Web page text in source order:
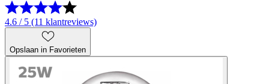
4.6 / 5 (11 klantreviews)
Opslaan in Favorieten